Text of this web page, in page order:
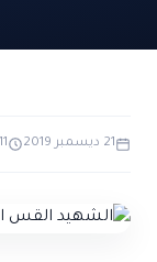
الاعجاز
الاعجاز
حول القراّن
تواصل معنا
21 ديسمبر 2019 11 دقيقة قراءة